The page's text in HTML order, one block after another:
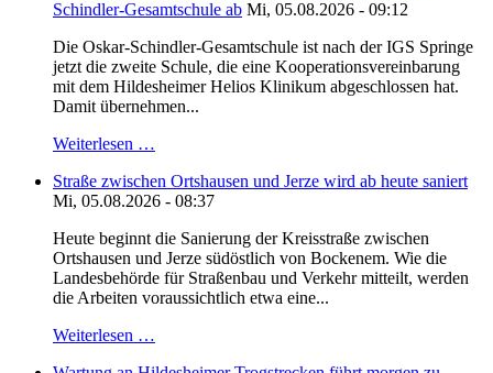
Schindler-Gesamtschule ab Mi, 05.08.2026 - 09:12
Die Oskar-Schindler-Gesamtschule ist nach der IGS Springe
jetzt die zweite Schule, die eine Kooperationsvereinbarung
mit dem Hildesheimer Helios Klinikum abgeschlossen hat.
Damit übernehmen...
Weiterlesen …
Straße zwischen Ortshausen und Jerze wird ab heute saniert
Mi, 05.08.2026 - 08:37
Heute beginnt die Sanierung der Kreisstraße zwischen
Ortshausen und Jerze südöstlich von Bockenem. Wie die
Landesbehörde für Straßenbau und Verkehr mitteilt, werden
die Arbeiten voraussichtlich etwa eine...
Weiterlesen …